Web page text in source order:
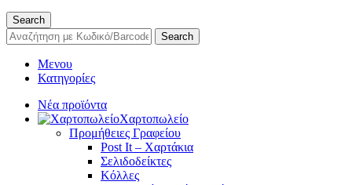
Search
Search
Μενου
Κατηγορίες
Νέα προϊόντα
Χαρτοπωλείο
Προμήθειες Γραφείου
Post It – Χαρτάκια
Σελιδοδείκτες
Κόλλες